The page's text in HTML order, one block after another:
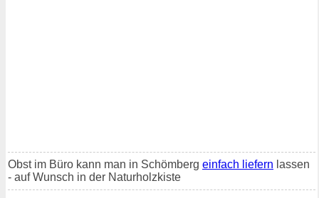
Obst im Büro kann man in Schömberg einfach liefern lassen
- auf Wunsch in der Naturholzkiste